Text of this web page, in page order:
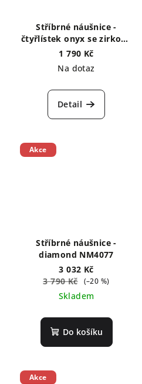
Stříbrné náušnice -
čtyřlístek onyx se zirkony
NM4003
1 790 Kč
Na dotaz
Detail
Akce
Stříbrné náušnice -
diamond NM4077
3 032 Kč
3 790 Kč
(–20 %)
Skladem
Do košíku
Akce